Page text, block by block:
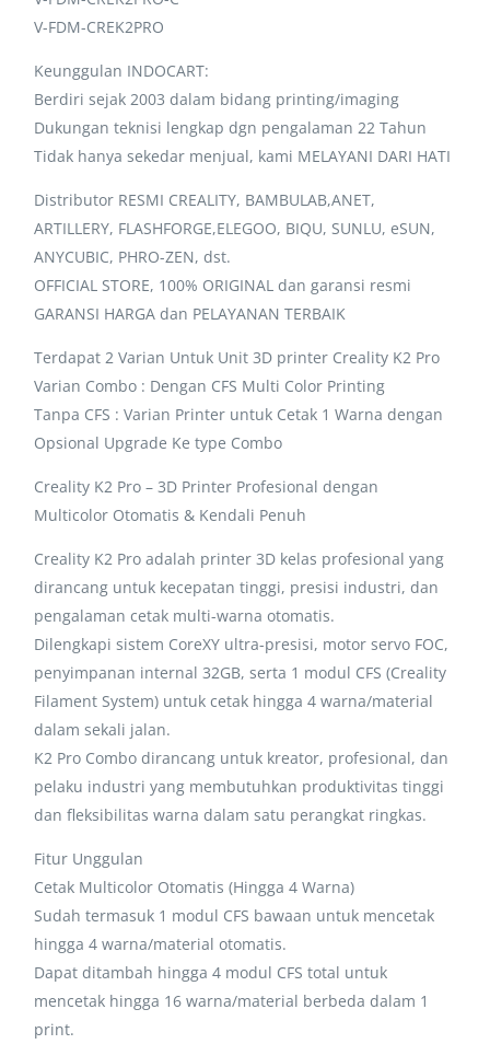
V-FDM-CREK2PRO
Keunggulan INDOCART:
Berdiri sejak 2003 dalam bidang printing/imaging
Dukungan teknisi lengkap dgn pengalaman 22 Tahun
Tidak hanya sekedar menjual, kami MELAYANI DARI HATI
Distributor RESMI CREALITY, BAMBULAB,ANET,
ARTILLERY, FLASHFORGE,ELEGOO, BIQU, SUNLU, eSUN,
ANYCUBIC, PHRO-ZEN, dst.
OFFICIAL STORE, 100% ORIGINAL dan garansi resmi
GARANSI HARGA dan PELAYANAN TERBAIK
Terdapat 2 Varian Untuk Unit 3D printer Creality K2 Pro
Varian Combo : Dengan CFS Multi Color Printing
Tanpa CFS : Varian Printer untuk Cetak 1 Warna dengan
Opsional Upgrade Ke type Combo
Creality K2 Pro – 3D Printer Profesional dengan
Multicolor Otomatis & Kendali Penuh
Creality K2 Pro adalah printer 3D kelas profesional yang
dirancang untuk kecepatan tinggi, presisi industri, dan
pengalaman cetak multi-warna otomatis.
Dilengkapi sistem CoreXY ultra-presisi, motor servo FOC,
penyimpanan internal 32GB, serta 1 modul CFS (Creality
Filament System) untuk cetak hingga 4 warna/material
dalam sekali jalan.
K2 Pro Combo dirancang untuk kreator, profesional, dan
pelaku industri yang membutuhkan produktivitas tinggi
dan fleksibilitas warna dalam satu perangkat ringkas.
Fitur Unggulan
Cetak Multicolor Otomatis (Hingga 4 Warna)
Sudah termasuk 1 modul CFS bawaan untuk mencetak
hingga 4 warna/material otomatis.
Dapat ditambah hingga 4 modul CFS total untuk
mencetak hingga 16 warna/material berbeda dalam 1
print.